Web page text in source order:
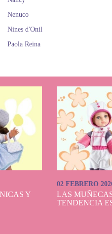
Nenuco
Nines d'Onil
Paola Reina
Y
02 FEBRERO
LAS
TENDENCIA